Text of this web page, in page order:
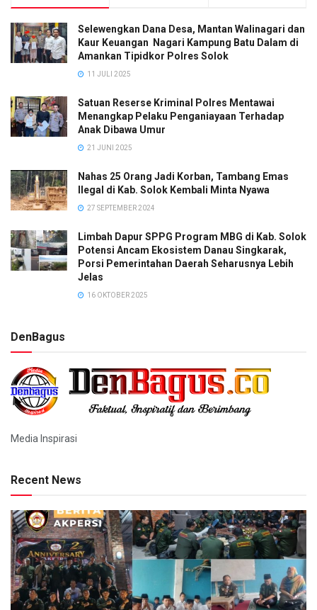
Selewengkan Dana Desa, Mantan Walinagari dan
Kaur Keuangan Nagari Kampung Batu Dalam di
Amankan Tipidkor Polres Solok
11 JULI 2025
Satuan Reserse Kriminal Polres Mentawai
Menangkap Pelaku Penganiayaan Terhadap
Anak Dibawa Umur
21 JUNI 2025
Nahas 25 Orang Jadi Korban, Tambang Emas
Ilegal di Kab. Solok Kembali Minta Nyawa
27 SEPTEMBER 2024
Limbah Dapur SPPG Program MBG di Kab. Solok
Potensi Ancam Ekosistem Danau Singkarak,
Porsi Pemerintahan Daerah Seharusnya Lebih
Jelas
16 OKTOBER 2025
DenBagus
Media Inspirasi
Recent News